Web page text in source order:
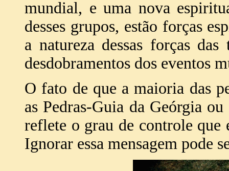
mundial, e uma nova
desses grupos, estão forças
a natureza dessas forças
desdobramentos dos eventos
O fato de que a maioria das
as Pedras-Guia da Geórgia
reflete o grau de controle que
Ignorar essa mensagem pode